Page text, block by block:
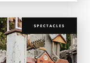
SPECTACLES